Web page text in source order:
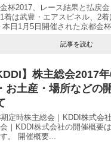
杯2017、レース結果と払戻
着は武豊・エアスピネル、2
本日1月5日開催された京都金
記事を読む
】株主総会2017
お土産・場所などの
定時株主総会｜KDDI株式会
｜KDDI株式会社の開催概要
。 開催概要...